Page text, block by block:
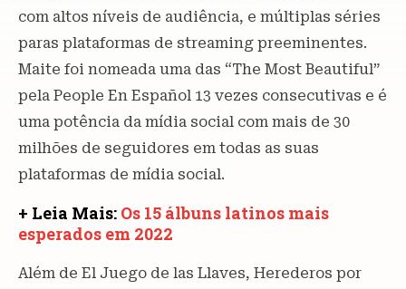
com altos níveis de audiência, e múltiplas séries
paras plataformas de streaming preeminentes.
Maite foi nomeada uma das “The Most Beautiful”
pela People En Español 13 vezes consecutivas e é
uma potência da mídia social com mais de 30
milhões de seguidores em todas as suas
plataformas de mídia social.
+ Leia Mais: Os 15 álbuns latinos mais
esperados em 2022
Além de El Juego de las Llaves, Herederos por